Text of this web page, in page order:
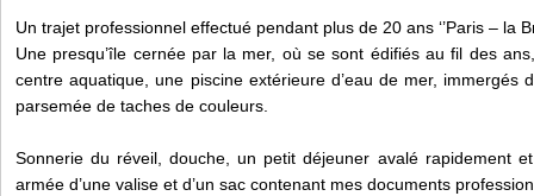
Un trajet professionnel effectué pendant plus de 20 ans ‘’Paris – la
Une presqu’île cernée par la mer, où se sont édifiés au fil des
centre aquatique, une piscine extérieure d’eau de mer, immergés
parsemée de taches de couleurs.
Sonnerie du réveil, douche, un petit déjeuner avalé rapidement
armée d’une valise et d’un sac contenant mes documents